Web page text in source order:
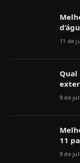
11 de
Qual
9 de
11
9 de